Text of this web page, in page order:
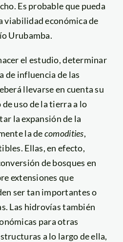
Es probable que pueda
viabilidad económica de
Urubamba.
el estudio, determinar
de influencia de las
llevarse en cuenta su
uso de la tierra a lo
la expansión de la
la decomodities,
Ellas, en efecto,
de bosques en
extensiones que
ser tan importantes o
Las hidrovías también
para otras
a lo largo de ella,